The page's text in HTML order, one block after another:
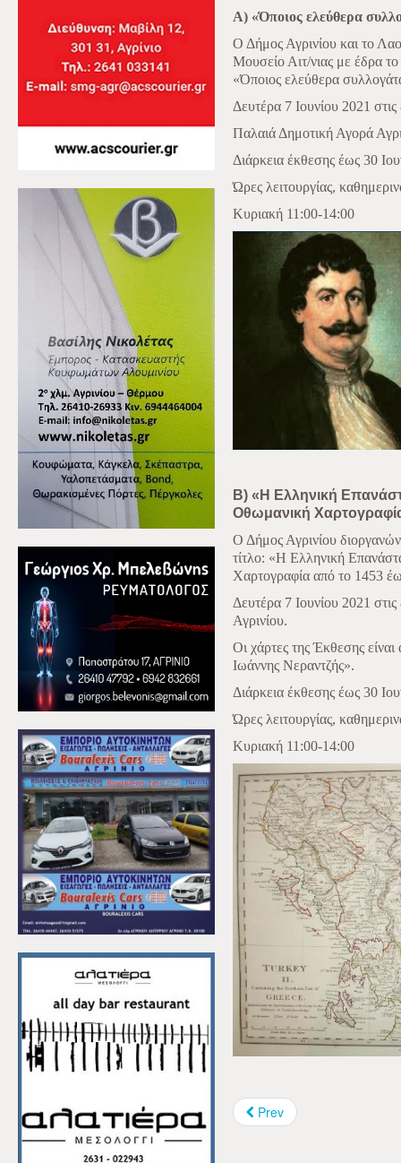
Α) «Όποιος ελεύθερα
Ο Δήμος Αγρινίου και το
Μουσείο Αιτ/νιας με έδρα
«Όποιος ελεύθερα
Δευτέρα 7 Ιουνίου 2021
Παλαιά Δημοτική Αγορά
Διάρκεια έκθεσης έως 30
Ώρες λειτουργίας,
Κυριακή 11:00-14:00
Β) «Η Ελληνική
Οθωμανική
Ο Δήμος Αγρινίου
τίτλο: «Η Ελληνική
Χαρτογραφία από το 1453
Δευτέρα 7 Ιουνίου 2021
Αγρινίου.
Οι χάρτες της Έκθεσης
Ιωάννης Νεραντζής».
Διάρκεια έκθεσης έως 30
Ώρες λειτουργίας,
Κυριακή 11:00-14:00
Prev